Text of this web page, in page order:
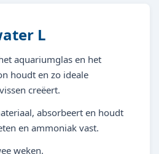
L
aquariumglas en het
houdt en zo ideale
creëert.
absorbeert en houdt
en ammoniak vast.
weken.